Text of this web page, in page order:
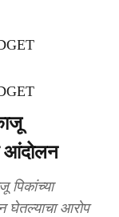
आंदोलन
घेतल्याचा आरोप